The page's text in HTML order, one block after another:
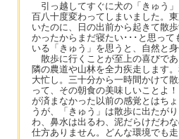
引っ越してすぐに犬の「きゅう
百八十度変わってしまいました。
いたのに、日の出前から起きて散
かったからまだ寝たい･･･と思っ
いる「きゅう」を思うと、自然と
散歩に行くことが至上の喜びで
隣の農道や山林を全力疾走します
大忙し。三十分から一時間かけて
って、その朝食の美味しいことよ
が済まなかった以前の感覚とはち
うが、「きゅう」は散歩に出たが
わ、鼻水は出るわ、泥だらけだわ
仕方ありません。どんな環境でも